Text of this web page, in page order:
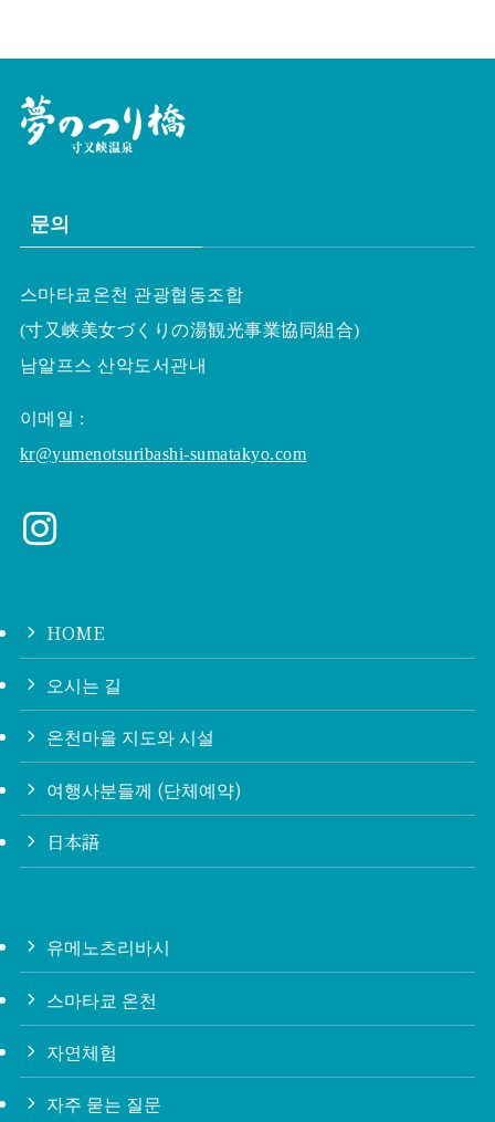
문의
스마타쿄온천 관광협동조합
(寸又峡美女づくりの湯観光事業協同組合)
남알프스 산악도서관내
이메일 :
kr@yumenotsuribashi-sumatakyo.com
HOME
오시는 길
온천마을 지도와 시설
여행사분들께 (단체예약)
日本語
유메노츠리바시
스마타쿄 온천
자연체험
자주 묻는 질문